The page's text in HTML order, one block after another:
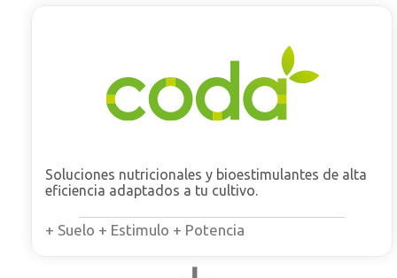
Soluciones nutricionales y bioestimulantes de alta
eficiencia adaptados a tu cultivo.
+ Suelo + Estimulo + Potencia